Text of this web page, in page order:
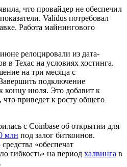
что провайдер не обеспечил
Validus потребовал
Работа майнингового
релоцировали из дата-
в Техас на условиях хостинга.
на три месяца с
подключение
концу июля. Это добавит к
приведет к росту общего
с Coinbase об открытии для
млн под залог биткоинов.
«обеспечат
гибкость» на период халвинга в